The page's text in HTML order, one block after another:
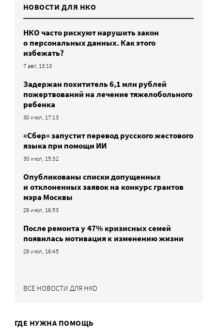
НОВОСТИ ДЛЯ НКО
НКО часто рискуют нарушить закон
о персональных данных. Как этого
избежать?
7 авг, 13:13
Задержан похититель 6,1 млн рублей
пожертвований на лечение тяжелобольного
ребенка
30 июл, 17:13
«Сбер» запустит перевод русского жестового
языка при помощи ИИ
30 июл, 15:32
Опубликованы списки допущенных
и отклоненных заявок на конкурс грантов
мэра Москвы
29 июл, 16:53
После ремонта у 47% кризисных семей
появилась мотивация к изменению жизни
29 июл, 16:45
ВСЕ НОВОСТИ ДЛЯ НКО
ГДЕ НУЖНА ПОМОЩЬ